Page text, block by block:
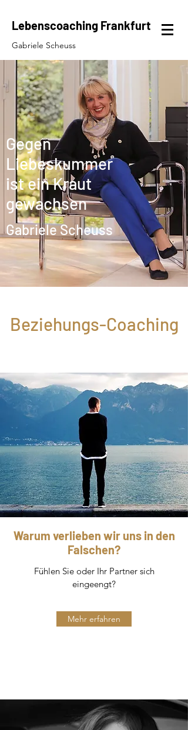
Lebenscoaching Frankfurt
Gabriele Scheuss
Gegen
Liebeskummer
ist ein Kraut
gewachsen
Gabriele Scheuss
Beziehungs-Coaching
Warum verlieben wir uns in den
Falschen?
Fühlen Sie oder Ihr Partner sich
eingeengt?
Mehr erfahren